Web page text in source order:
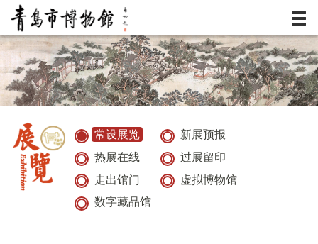
服务
资讯
展览
典藏
常设展览
新展预报
热展在线
过展留印
走出馆门
虚拟博物馆
数字藏品馆